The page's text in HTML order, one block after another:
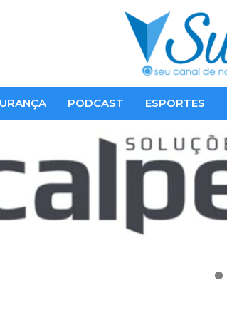
PODCAST ESPORTES